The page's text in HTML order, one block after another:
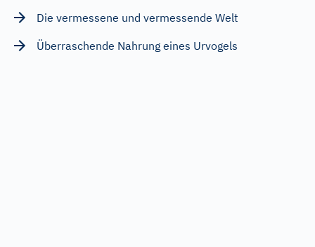
Die vermessene und vermessende Welt
Überraschende Nahrung eines Urvogels